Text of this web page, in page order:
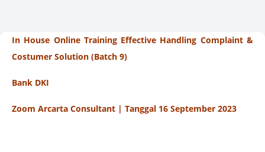
In House Online Training Effective Handling Complaint &
Costumer Solution (Batch 9)
Bank DKI
Zoom Arcarta Consultant | Tanggal 16 September 2023